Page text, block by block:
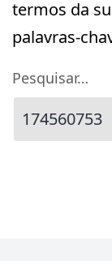
termos da
palavras-
Pesquisar…